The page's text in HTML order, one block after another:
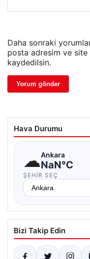
Daha sonraki
posta adresim ve site
kaydedilsin.
Hava Durumu
☁Ankara
NaN°C
ŞEHIR SEÇ
Bizi Takip Edin